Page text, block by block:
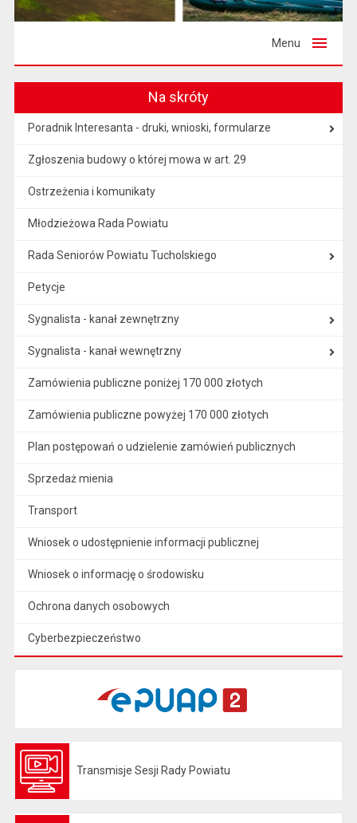
Menu
Na skróty
Poradnik Interesanta - druki, wnioski, formularze
Zgłoszenia budowy o której mowa w art. 29
Ostrzeżenia i komunikaty
Młodzieżowa Rada Powiatu
Rada Seniorów Powiatu Tucholskiego
Petycje
Sygnalista - kanał zewnętrzny
Sygnalista - kanał wewnętrzny
Zamówienia publiczne poniżej 170 000 złotych
Zamówienia publiczne powyżej 170 000 złotych
Plan postępowań o udzielenie zamówień publicznych
Sprzedaż mienia
Transport
Wniosek o udostępnienie informacji publicznej
Wniosek o informację o środowisku
Ochrona danych osobowych
Cyberbezpieczeństwo
Transmisje Sesji Rady Powiatu